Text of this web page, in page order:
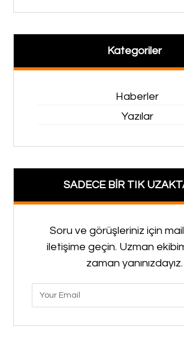
Kategoriler
Haberler
Yazılar
SADECE BİR TIK
Soru ve görüşleriniz için
iletişime geçin. Uzman
zaman yanınızdayız.